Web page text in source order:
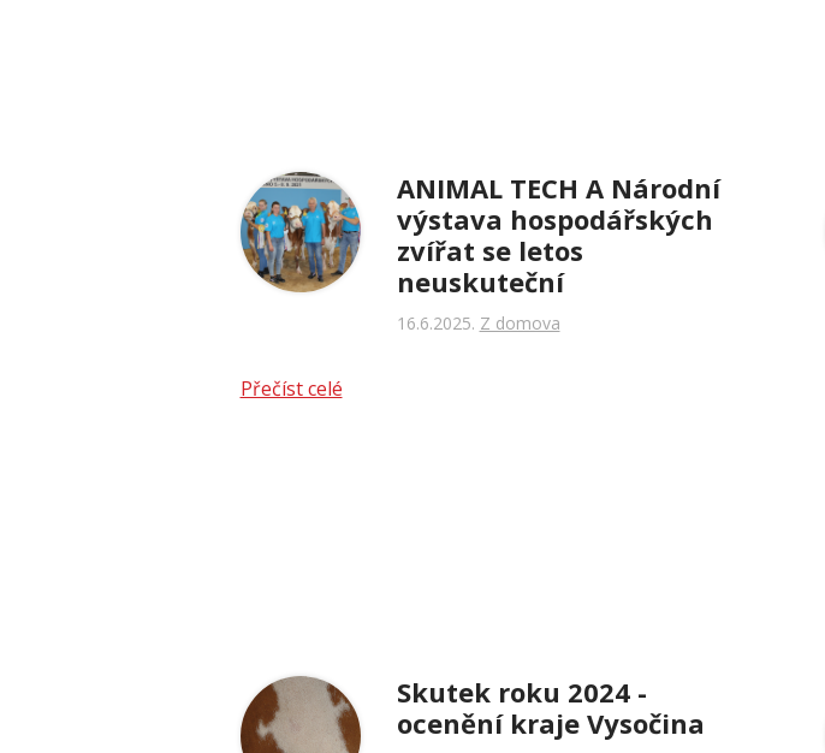
ANIMAL TECH A Národní
výstava hospodářských
zvířat se letos
neuskuteční
16.6.2025 Z domova
Přečíst celé
Skutek roku 2024 -
ocenění kraje Vysočina